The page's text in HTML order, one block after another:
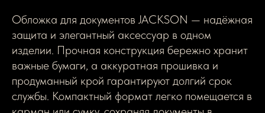
Обложка для документов JACKSON — надёжная
защита и элегантный аксессуар в одном
изделии. Прочная конструкция бережно хранит
важные бумаги, а аккуратная прошивка и
продуманный крой гарантируют долгий срок
службы. Компактный формат легко помещается в